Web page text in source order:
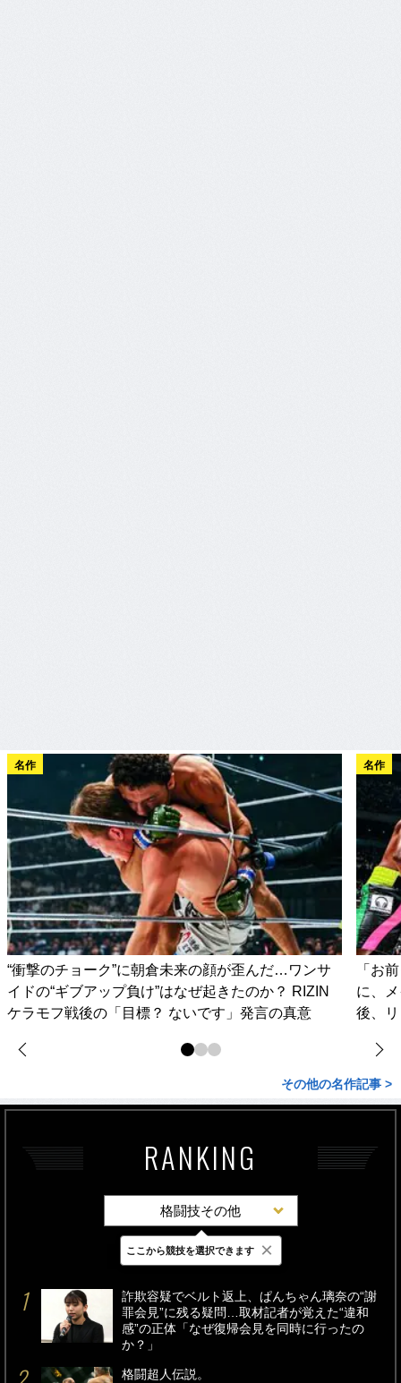
名作
“衝撃のチョーク”に朝倉未来の顔が歪んだ…ワンサ
イドの“ギブアップ負け”はなぜ起きたのか？ RIZIN
ケラモフ戦後の「目標？ ないです」発言の真意
名作
「お
に、
後、
その他の名作記事 >
RANKING
格闘技その他
最新 24時間 週間
詐欺容疑でベルト返上、ぱんちゃん璃奈の“謝
罪会見”に残る疑問…取材記者が覚えた“違和
感”の正体「なぜ復帰会見を同時に行ったの
か？」
格闘超人伝説。
ここから競技を選択できます ×